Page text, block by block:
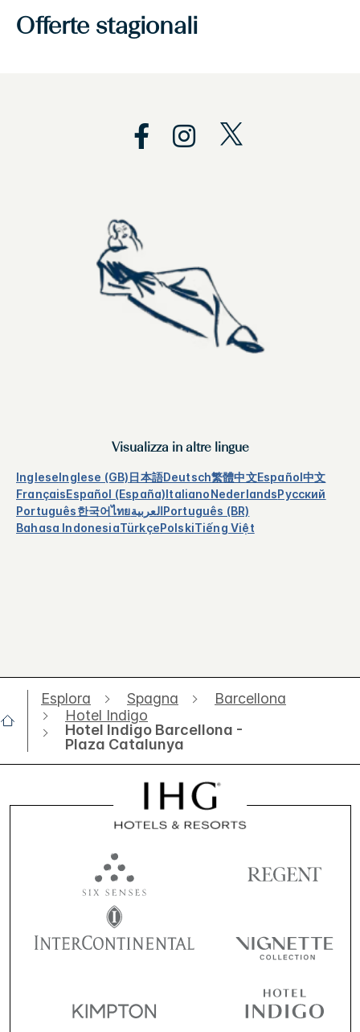
Offerte stagionali
Visualizza in altre lingue
IngleseInglese (GB)日本語Deutsch繁體中文Español中文
FrançaisEspañol (España)ItalianoNederlandsРусский
Português한국어ไทยالعربيةPortuguês (BR)
Bahasa IndonesiaTürkçePolskiTiếng Việt
Esplora Spagna
Barcellona
Hotel Indigo
Hotel Indigo Barcellona -
Plaza Catalunya